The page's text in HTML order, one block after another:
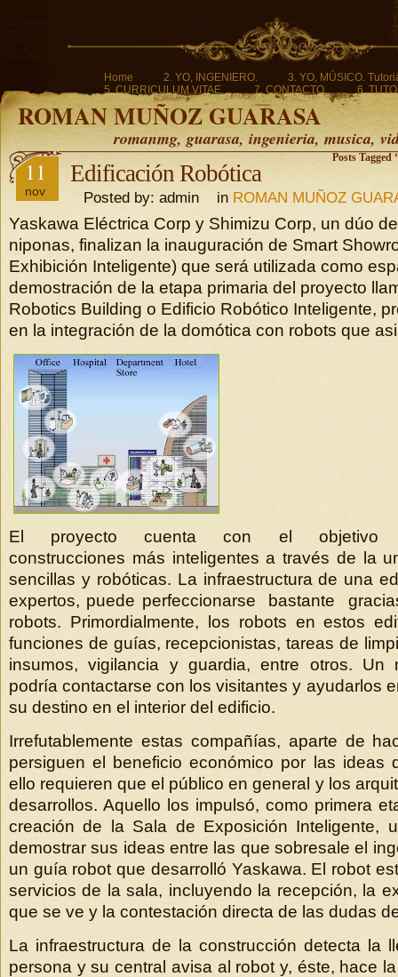
Home 2. YO, INGENIERO.
3. YO, MÚSICO.
5. CURRICULUM VITAE.
7. CONTACTO. 6.
ROMAN MUÑOZ GUARASA
romanmg, guarasa, ingenieria, musica,
Posts Tagged
11
nov
Edificación Robótica
Posted by: admin in ROMAN MUÑOZ
Yaskawa Eléctrica Corp y Shimizu Corp, un dúo
niponas, finalizan la inauguración de Smart
Exhibición Inteligente) que será utilizada como
demostración de la etapa primaria del proyecto
Robotics Building o Edificio Robótico Inteligente,
en la integración de la domótica con robots que
El proyecto cuenta con el objetivo
construcciones más inteligentes a través de la
sencillas y robóticas. La infraestructura de una
expertos, puede perfeccionarse bastante
robots. Primordialmente, los robots en estos
funciones de guías, recepcionistas, tareas de
insumos, vigilancia y guardia, entre otros. Un
podría contactarse con los visitantes y ayudarlos
su destino en el interior del edificio.
Irrefutablemente estas compañías, aparte de
persiguen el beneficio económico por las ideas
ello requieren que el público en general y los
desarrollos. Aquello los impulsó, como primera
creación de la Sala de Exposición Inteligente,
demostrar sus ideas entre las que sobresale el
un guía robot que desarrolló Yaskawa. El robot
servicios de la sala, incluyendo la recepción, la
que se ve y la contestación directa de las dudas
La infraestructura de la construcción detecta la
persona y su central avisa al robot y, éste, hace